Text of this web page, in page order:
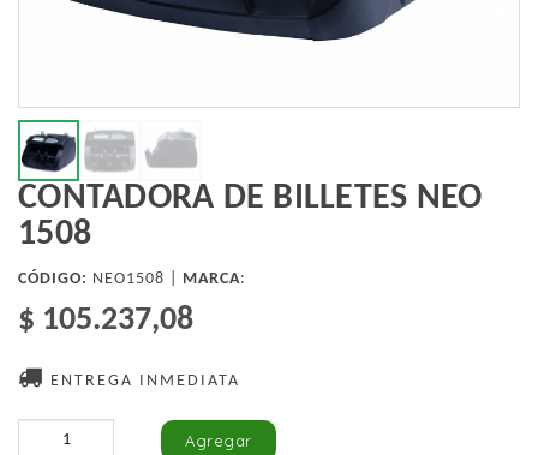
CONTADORA DE BILLETES NEO
1508
CÓDIGO: NEO1508 | MARCA:
$ 105.237,08
ENTREGA INMEDIATA